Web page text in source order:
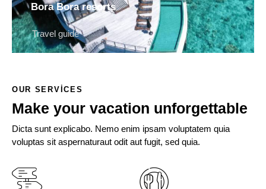
Bora Bora resorts
Travel guide
OUR SERVICES
Make your vacation unforgettable
Dicta sunt explicabo. Nemo enim ipsam voluptatem quia
voluptas sit aspernaturaut odit aut fugit, sed quia.